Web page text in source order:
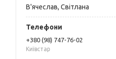
В'ячеслав, Світлана
+380 (98) 747-76-02
Київстар